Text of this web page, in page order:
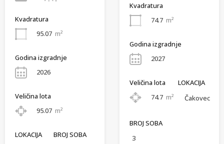
Kvadratura
95.07 m²
Godina izgradnje
2026
Veličina lota
95.07 m²
LOKACIJA
BROJ SOBA
Kvadratura
74.7 m²
Godina izgradnje
2027
Veličina lota
74.7 m²
LOKACIJA
Čakovec
BROJ SOBA
3